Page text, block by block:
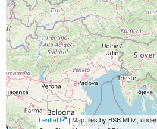
Leaflet
| Map tiles by BSB MDZ,